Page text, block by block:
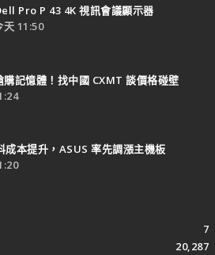
Pro P 43 4K 視訊會議顯示器
天 11:50
記憶體！找中國 CXMT 談價格碰壁
成本提升，ASUS 率先調漲主機板
7
20,287